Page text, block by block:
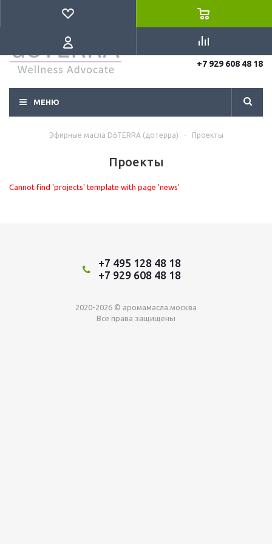
+7 929 608 48 18
МЕНЮ
Эфирные масла DōTERRA (дотерра) - Проекты
Проекты
Cannot find 'projects' template with page 'news'
+7 495 128 48 18
+7 929 608 48 18
2020-2026 © аромамасла.москва
Все права защищены